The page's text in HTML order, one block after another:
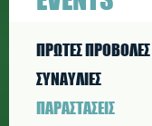
ΠΡΩΤΕΣ ΠΡΟΒΟΛΕΣ
ΣΥΝΑΥΛΙΕΣ
ΠΑΡΑΣΤAΣΕΙΣ